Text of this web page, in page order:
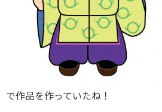
で作品を作っていたね！